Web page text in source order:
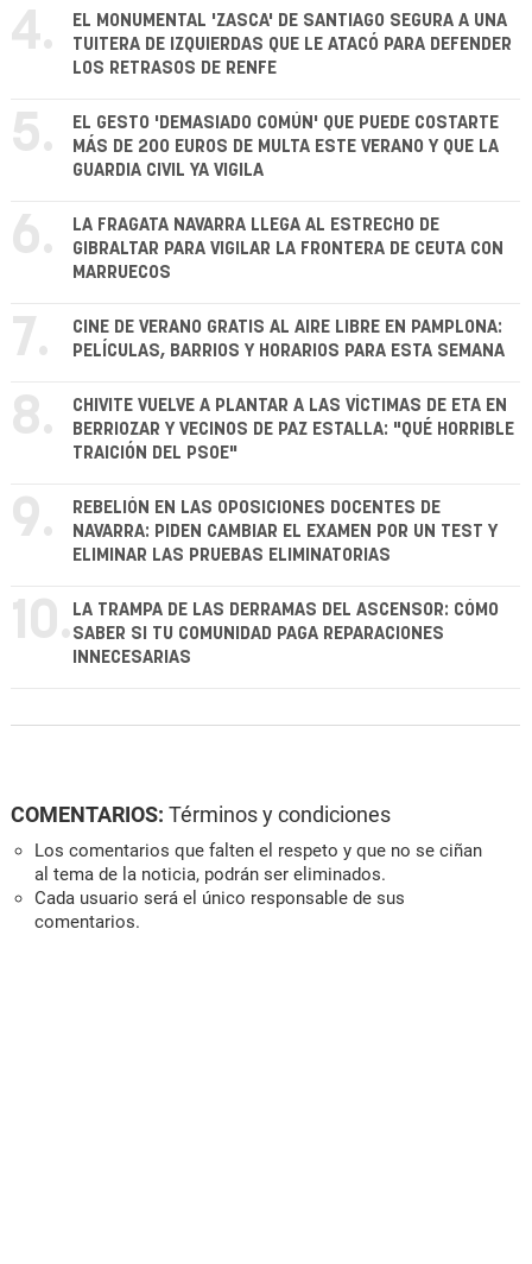
4.
EL MONUMENTAL 'ZASCA' DE SANTIAGO SEGURA A UNA
TUITERA DE IZQUIERDAS QUE LE ATACÓ PARA DEFENDER
LOS RETRASOS DE RENFE
5.
EL GESTO 'DEMASIADO COMÚN' QUE PUEDE COSTARTE
MÁS DE 200 EUROS DE MULTA ESTE VERANO Y QUE LA
GUARDIA CIVIL YA VIGILA
6.
LA FRAGATA NAVARRA LLEGA AL ESTRECHO DE
GIBRALTAR PARA VIGILAR LA FRONTERA DE CEUTA CON
MARRUECOS
7.
CINE DE VERANO GRATIS AL AIRE LIBRE EN PAMPLONA:
PELÍCULAS, BARRIOS Y HORARIOS PARA ESTA SEMANA
8.
CHIVITE VUELVE A PLANTAR A LAS VÍCTIMAS DE ETA EN
BERRIOZAR Y VECINOS DE PAZ ESTALLA: "QUÉ HORRIBLE
TRAICIÓN DEL PSOE"
9.
REBELIÓN EN LAS OPOSICIONES DOCENTES DE
NAVARRA: PIDEN CAMBIAR EL EXAMEN POR UN TEST Y
ELIMINAR LAS PRUEBAS ELIMINATORIAS
10. LA TRAMPA DE LAS DERRAMAS DEL ASCENSOR: CÓMO
SABER SI TU COMUNIDAD PAGA REPARACIONES
INNECESARIAS
COMENTARIOS: Términos y condiciones
Los comentarios que falten el respeto y que no se ciñan
al tema de la noticia, podrán ser eliminados.
Cada usuario será el único responsable de sus
comentarios.